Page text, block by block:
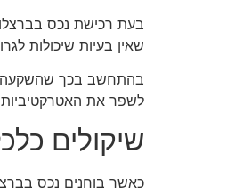
בעת רכישת נכס
שאין בעיות שיכולות
בהתחשב בכך שהשקעה
לשפר את
שיקולים
כאשר בוחנים נכס